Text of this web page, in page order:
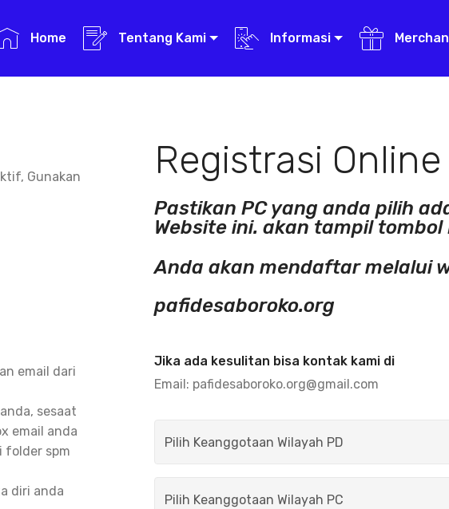
Home Tentang Kami Informasi
Gunakan
email dari
sesaat
email anda
folder spm
diri anda
Registrasi Online
Pastikan PC yang anda pilih
Website ini. akan tampil tombol
Anda akan mendaftar melalui
pafidesaboroko.org
Jika ada kesulitan bisa kontak kami di
Email: pafidesaboroko.org@gmail.com